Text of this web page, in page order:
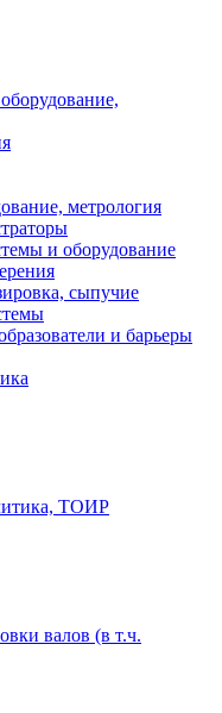
метрология
и оборудование
сыпучие
и барьеры
ТОИР
валов (в т.ч.